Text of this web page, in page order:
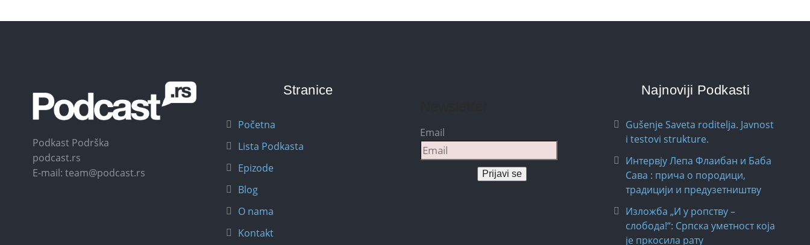
Podkast Podrška
podcast.rs
E-mail: team@podcast.rs
Stranice
Početna
Lista Podkasta
Epizode
Blog
O nama
Kontakt
Email
Prijavi se
Najnoviji Podkasti
Gušenje Saveta roditelja. Javnost
i testovi strukture.
Интервју Лепа Флаибан и Баба
Сава : прича о породици,
традицији и предузетништву
Изложба „И у ропству –
слобода!“: Српска уметност која
је пркосила рату